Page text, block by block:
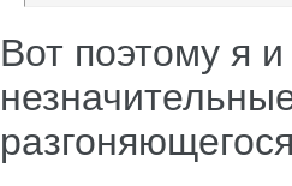
Вот поэтому я